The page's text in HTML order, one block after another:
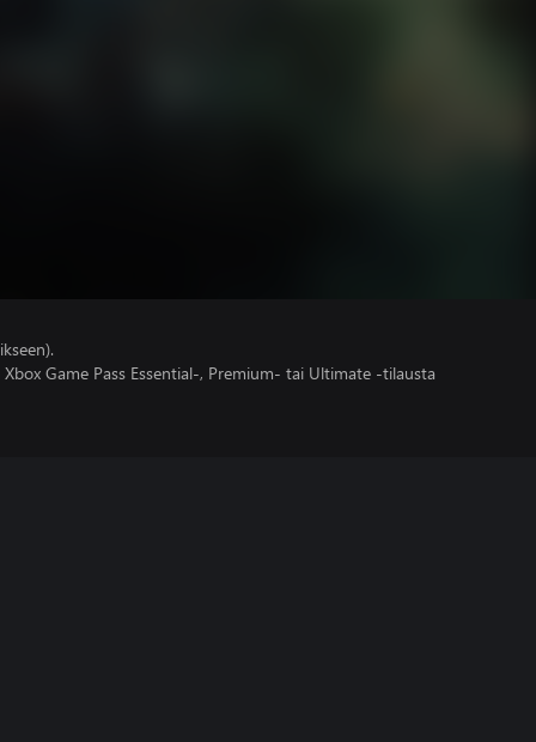
Game Pass Essential-, Premium- tai Ultimate -tilausta